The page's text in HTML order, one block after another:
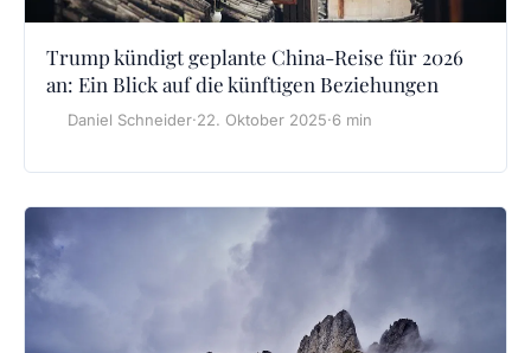
Trump kündigt geplante China-Reise für 2026
an: Ein Blick auf die künftigen Beziehungen
Daniel Schneider·22. Oktober 2025·6 min